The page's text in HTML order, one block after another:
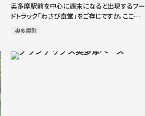
奥多摩駅前を中心に週末になると出現するフー
ドトラック「わさび食堂」をご存じですか。ここで
提供される「わさび丼」が「おいしい」と話題を集
めています。運営するのは「江戸時代から続く伝
[…]
奥多摩町